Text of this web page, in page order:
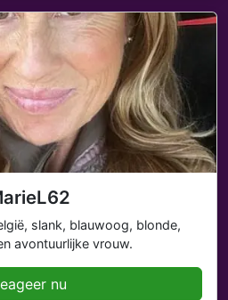
slank, blauwoog, blonde,
avontuurlijke vrouw.
nu